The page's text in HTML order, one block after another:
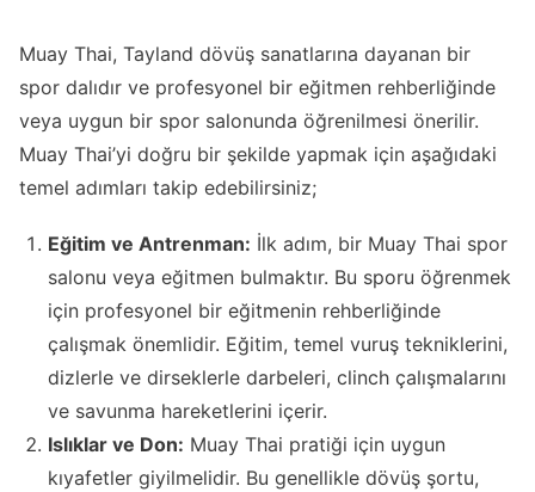
Muay Thai, Tayland dövüş sanatlarına dayanan bir
spor dalıdır ve profesyonel bir eğitmen rehberliğinde
veya uygun bir spor salonunda öğrenilmesi önerilir.
Muay Thai’yi doğru bir şekilde yapmak için aşağıdaki
temel adımları takip edebilirsiniz;
Eğitim ve Antrenman: İlk adım, bir Muay Thai spor
salonu veya eğitmen bulmaktır. Bu sporu öğrenmek
için profesyonel bir eğitmenin rehberliğinde
çalışmak önemlidir. Eğitim, temel vuruş tekniklerini,
dizlerle ve dirseklerle darbeleri, clinch çalışmalarını
ve savunma hareketlerini içerir.
Islıklar ve Don: Muay Thai pratiği için uygun
kıyafetler giyilmelidir. Bu genellikle dövüş şortu,